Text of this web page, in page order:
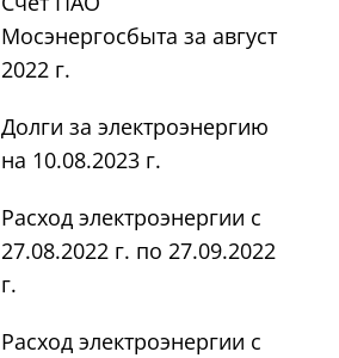
Мосэнергосбыта за август
2022 г.
Долги за электроэнергию
на 10.08.2023 г.
Расход электроэнергии с
27.08.2022 г. по 27.09.2022
г.
Расход электроэнергии с